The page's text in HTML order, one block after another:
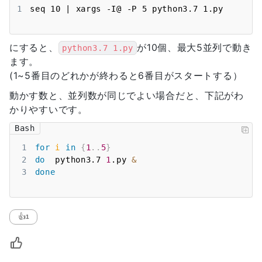
1 seq 10 | xargs -I@ -P 5 python3.7 1.py
にすると、 python3.7 1.py が10個、最大5並列で動き
ます。
(1~5番目のどれかが終わると6番目がスタートする）
動かす数と、並列数が同じでよい場合だと、下記がわ
かりやすいです。
Bash
1 for i in {1 .. 5}
2
do
  python3.7
1 .py &
3
done
👍1